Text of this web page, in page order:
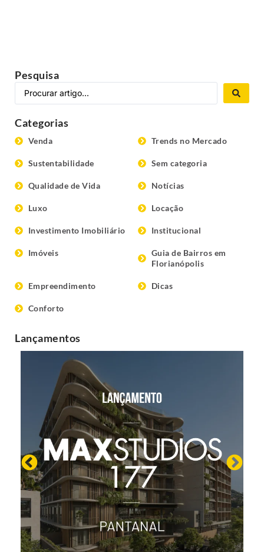
Pesquisa
Categorias
Venda Trends no Mercado
Sustentabilidade Sem categoria
Qualidade de Vida Notícias
Luxo Locação
Investimento Imobiliário Institucional
Imóveis
Guia de Bairros em
Florianópolis
Empreendimento Dicas
Conforto
Lançamentos